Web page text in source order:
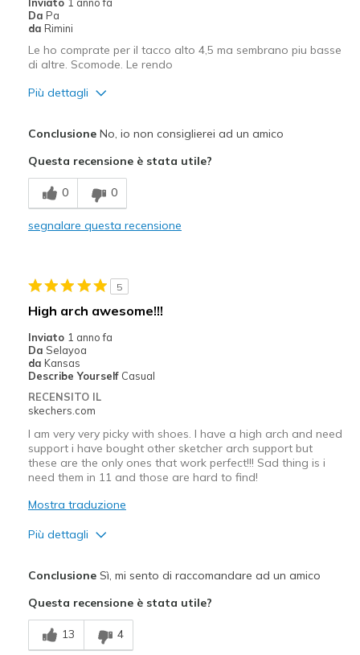
Da Pa
da Rimini
Le ho comprate per il tacco alto 4,5 ma sembrano piu basse
di altre. Scomode. Le rendo
Più dettagli
Difetti
Bassa stabilità
Le ho prese perché il tacco era alto 4,5 ma seb
Taglie
Punti di vista sulle scarpe
ConclusioneNo, io non consiglierei ad un amico
Questa recensione è stata utile?
0 0
segnalare questa recensione
5
High arch awesome!!!
Inviato 1 anno fa
Da Selayoa
da Kansas
Describe Yourself Casual
RECENSITO IL
skechers.com
I am very very picky with shoes. I have a high arch and need
support i have bought other sketcher arch support but
these are the only ones that work perfect!!! Sad thing is i
need them in 11 and those are hard to find!
Mostra traduzione
Più dettagli
Breathe Well
Durable
ConclusioneSì, mi sento di raccomandare ad un amico
Questa recensione è stata utile?
13 4